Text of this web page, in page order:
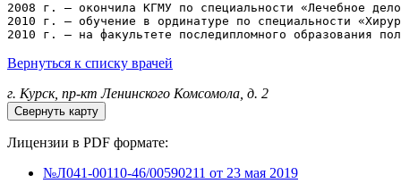
2008 г. — окончила КГМУ по специальности «Лечебное
2010 г. — обучение в ординатуре по специальности
2010 г. — на факультете последипломного образования
Вернуться к списку врачей
г. Курск, пр-кт Ленинского Комсомола, д. 2
Свернуть карту
Лицензии в PDF формате:
№Л041-00110-46/00590211 от 23 мая 2019